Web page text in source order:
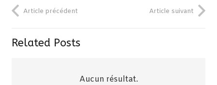
Article précédent Article suivant
Related Posts
Aucun résultat.